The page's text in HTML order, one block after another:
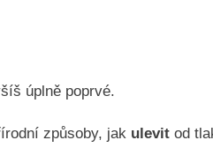
úplně poprvé.
způsoby, jak ulevitod